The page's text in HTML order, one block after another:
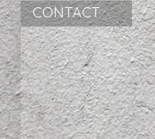
CONTACT